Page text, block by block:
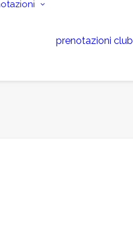
prenotazioni club